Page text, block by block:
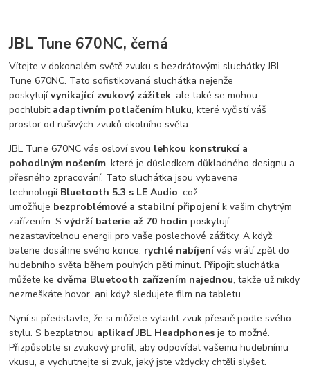
JBL Tune 670NC, černá
Vítejte v dokonalém světě zvuku s bezdrátovými sluchátky JBL
Tune 670NC. Tato sofistikovaná sluchátka nejenže
poskytujívynikající zvukový zážitek, ale také se mohou
pochlubit adaptivním potlačením hluku, které vyčistí váš
prostor od rušivých zvuků okolního světa.
JBL Tune 670NC vás osloví svou lehkou konstrukcí a
pohodlným nošením, které je důsledkem důkladného designu a
přesného zpracování. Tato sluchátka jsou vybavena
technologií Bluetooth 5.3 s LE Audio, což
umožňuje bezproblémové a stabilní připojeník vašim chytrým
zařízením. Svýdrží baterie až 70 hodin poskytují
nezastavitelnou energii pro vaše poslechové zážitky. A když
baterie dosáhne svého konce, rychlé nabíjenívás vrátí zpět do
hudebního světa během pouhých pěti minut. Připojit sluchátka
můžete ke dvěma Bluetooth zařízením najednou, takže už nikdy
nezmeškáte hovor, ani když sledujete film na tabletu.
Nyní si představte, že si můžete vyladit zvuk přesně podle svého
stylu. S bezplatnou aplikací JBL Headphones je to možné.
Přizpůsobte si zvukový profil, aby odpovídal vašemu hudebnímu
vkusu, a vychutnejte si zvuk, jaký jste vždycky chtěli slyšet.